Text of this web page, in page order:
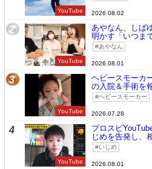
YouTube 2026.08.02
2
YouTube
あやなん、しば
明かす「いつま
あやなん
2026.08.01
3
YouTube
ヘビースモーカ
の入院＆手術を
ヘビースモーカー
2026.07.28
4
YouTube
プロスピ
じめを告発し、
いじめ
2026.08.01